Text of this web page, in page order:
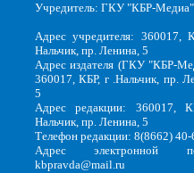
Учредитель: ГКУ "КБР-Медиа"
Адрес учредителя: 360017,
Нальчик, пр. Ленина, 5
Адрес издателя (ГКУ "КБР-
360017, КБР, г .Нальчик, пр.
5
Адрес редакции: 360017,
Нальчик, пр. Ленина, 5
Телефон редакции: 8(8662)
Адрес электронной
kbpravda@mail.ru